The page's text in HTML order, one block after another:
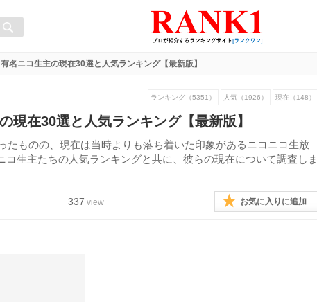
有名ニコ生主の現在30選と人気ランキング【最新版】
ランキング（5351） 人気（1926） 現在（148）
現在30選と人気ランキング【最新版】
たものの、現在は当時よりも落ち着いた印象があるニコニコ生放
生主たちの人気ランキングと共に、彼らの現在について調査しま
337 view お気に入りに追加